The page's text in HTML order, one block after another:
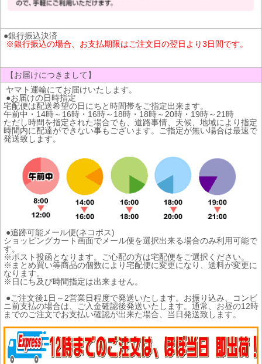
●銀行振込決済
※銀行振込の場合、お支払期限はご注文日の翌日より3日間です。
【お届けにつきまして】
ヤマト運輸にてお届けいたします。
●お届けの日時指定
宅配便は配送希望の日にちと時間帯をご指定出来ます。
午前中・14時～16時・16時～18時・18時～20時・19時～21時
ただし時間を指定された場合でも、道路事情、天候、地域により指定
時間内に配達ができない事もございます。ご指定が無い場合は最速で
発送致します。
●追跡可能メール便(ネコポス)
ショッピングカート画面でメール便を選択出来る場合のみ利用可能で
す。
※ポスト投函となります。ご心配の方は宅配便をご選択ください。
※まとめ買い等商品の個数により宅配便に変更になり、送料が変更に
なります。
※日にち及び時間指定は出来ません。
●ご注文後1日～2営業日程度で発送いたします。お振り込み、コンビ
ニ前支払の場合は、ご入金確認後発送いたします。通常、お昼の12時
までのご注文でお支払い確認が出来た場合、当日発送致します。